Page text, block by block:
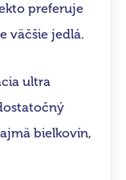
preferuje
väčšie jedlá.
ultra
bielkovín,